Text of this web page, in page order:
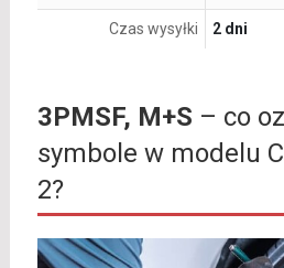
Czas wysyłki 2 dni
3PMSF, M+S – co
symbole w modelu
2?